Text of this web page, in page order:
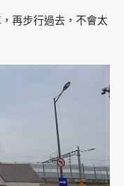
再步行過去，不會太